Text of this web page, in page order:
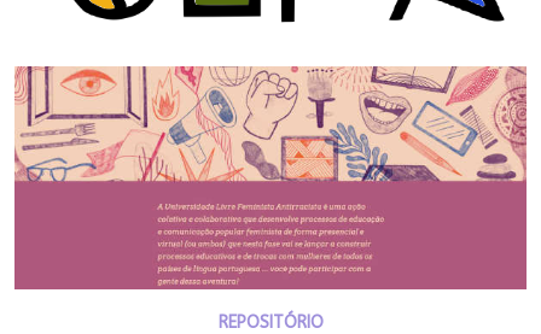
REPOSITÓRIO